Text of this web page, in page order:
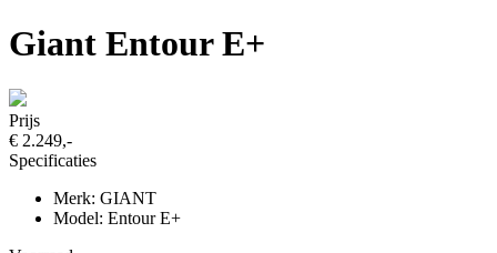
Giant Entour E+
Prijs
€ 2.249,-
Specificaties
Merk: GIANT
Model: Entour E+